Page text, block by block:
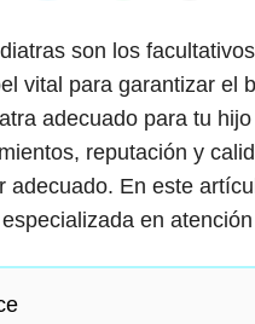
son los
vital para garantizar el
adecuado para tu
reputación y
adecuado. En este
en